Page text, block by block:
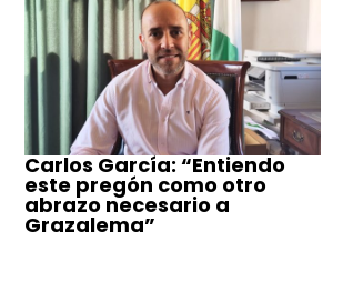
Carlos García: “Entiendo
este pregón como otro
abrazo necesario a
Grazalema”